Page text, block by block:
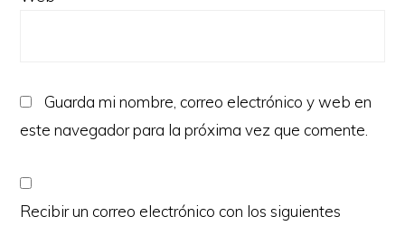
Guarda mi nombre, correo electrónico y web en
este navegador para la próxima vez que comente.
Recibir un correo electrónico con los siguientes